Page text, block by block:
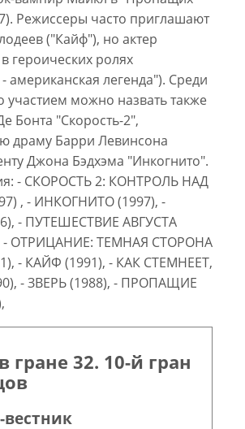
Режиссеры часто приглашают
("Кайф"), но актер
героических ролях
легенда"). Среди
участием можно назвать также
Бонта "Скорость-2",
драму Барри Левинсона
Джона Бэдхэма "Инкогнито".
- СКОРОСТЬ 2: КОНТРОЛЬ НАД
, - ИНКОГНИТО (1997), -
- ПУТЕШЕСТВИЕ АВГУСТА
- ОТРИЦАНИЕ: ТЕМНАЯ СТОРОНА
- КАЙФ (1991), - КАК СТЕМНЕЕТ,
- ЗВЕРЬ (1988), - ПРОПАЩИЕ
гране 32. 10-й гран
вестник